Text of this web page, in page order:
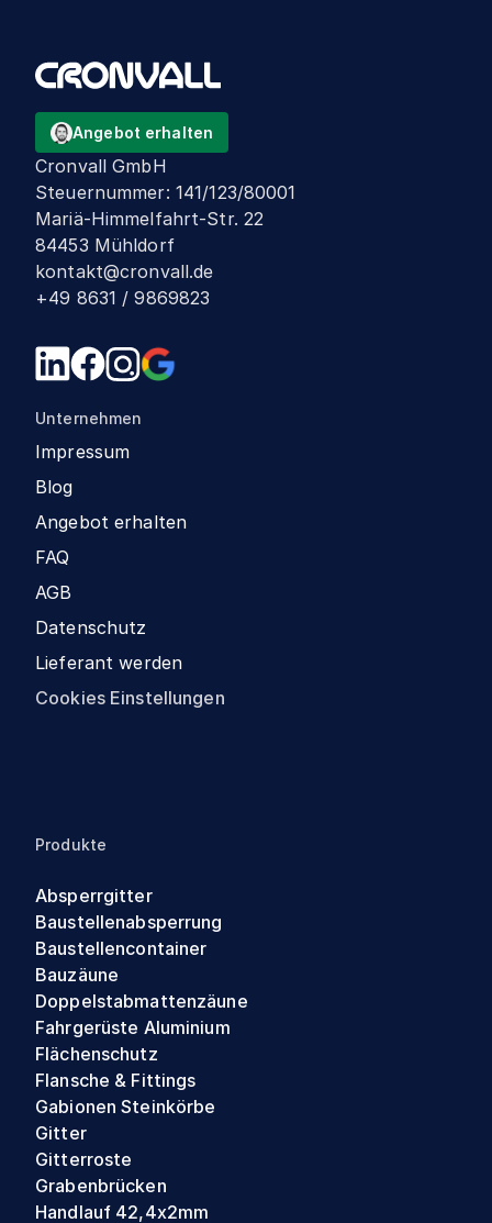
Angebot erhalten
Cronvall GmbH
Steuernummer: 141/123/80001
Mariä-Himmelfahrt-Str. 22
84453 Mühldorf
kontakt@cronvall.de
+49 8631 / 9869823
Unternehmen
Impressum
Blog
Angebot erhalten
FAQ
AGB
Datenschutz
Lieferant werden
Cookies Einstellungen
Produkte
Absperrgitter
Baustellenabsperrung
Baustellencontainer
Bauzäune
Doppelstabmattenzäune
Fahrgerüste Aluminium
Flächenschutz
Flansche & Fittings
Gabionen Steinkörbe
Gitter
Gitterroste
Grabenbrücken
Handlauf 42,4x2mm